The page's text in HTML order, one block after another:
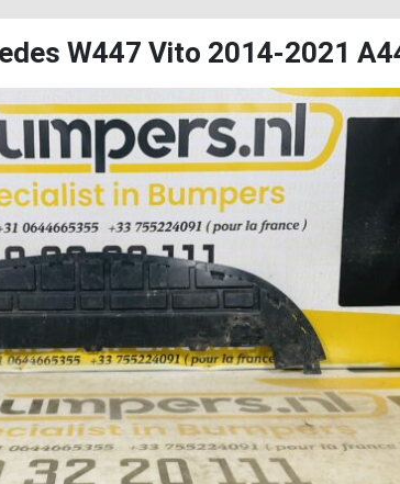
W447 Vito 2014-2021